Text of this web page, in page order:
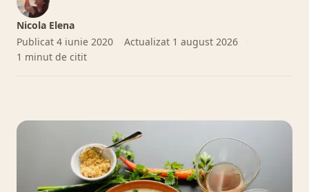
Nicola Elena
Publicat 4 iunie 2020 Actualizat 1 august 2026
1 minut de citit